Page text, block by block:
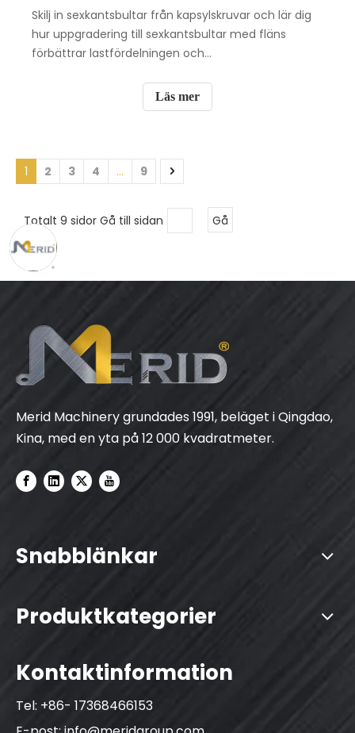
Skilj in sexkantsbultar från kapsylskruvar och lär dig
hur uppgradering till sexkantsbultar med fläns
förbättrar lastfördelningen och
Läs mer
1 2 3 4 ... 9
Totalt 9 sidor Gå till sidan Gå
Merid Machinery grundades 1991, beläget i Qingdao,
Kina, med en yta på 12 000 kvadratmeter.
Snabblänkar
Produktkategorier
Kontaktinformation
Tel: +86- 17368466153